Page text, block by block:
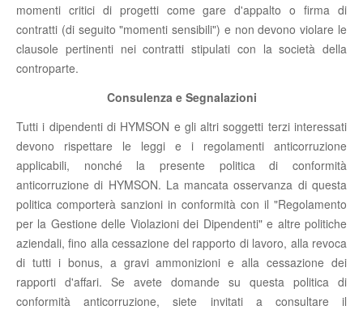
momenti critici di progetti come gare d'appalto o firma di
contratti (di seguito "momenti sensibili") e non devono violare le
clausole pertinenti nei contratti stipulati con la società della
controparte.
Consulenza e Segnalazioni
Tutti i dipendenti di HYMSON e gli altri soggetti terzi interessati
devono rispettare le leggi e i regolamenti anticorruzione
applicabili, nonché la presente politica di conformità
anticorruzione di HYMSON. La mancata osservanza di questa
politica comporterà sanzioni in conformità con il "Regolamento
per la Gestione delle Violazioni dei Dipendenti" e altre politiche
aziendali, fino alla cessazione del rapporto di lavoro, alla revoca
di tutti i bonus, a gravi ammonizioni e alla cessazione dei
rapporti d'affari. Se avete domande su questa politica di
conformità anticorruzione, siete invitati a consultare il